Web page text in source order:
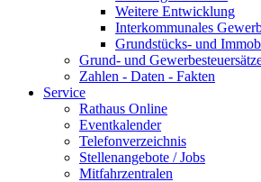
Weitere Entwicklung
Interkommunales
Grundstücks- und
Grund- und
Zahlen - Daten - Fakten
Service
Rathaus Online
Eventkalender
Telefonverzeichnis
Stellenangebote / Jobs
Mitfahrzentralen